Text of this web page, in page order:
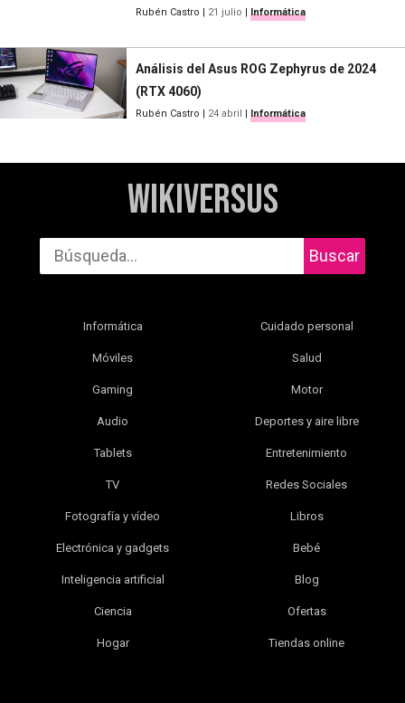
Rubén Castro | 21 julio | Informática
Análisis del Asus ROG Zephyrus de 2024
(RTX 4060)
Rubén Castro | 24 abril | Informática
WikiVersus
Buscar
Informática
Móviles
Gaming
Audio
Tablets
TV
Fotografía y vídeo
Electrónica y gadgets
Inteligencia artificial
Ciencia
Hogar
Cuidado personal
Salud
Motor
Deportes y aire libre
Entretenimiento
Redes Sociales
Libros
Bebé
Blog
Ofertas
Tiendas online